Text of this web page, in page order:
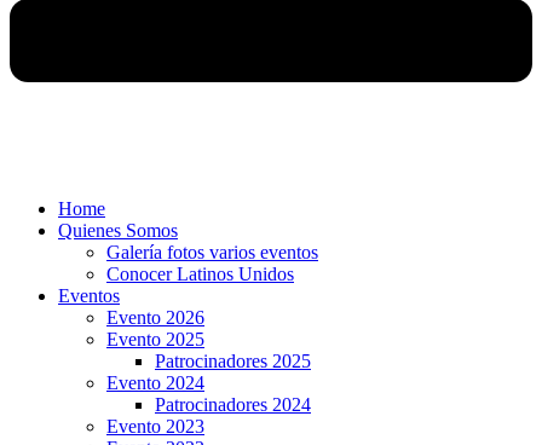
Home
Quienes Somos
Galería fotos varios eventos
Conocer Latinos Unidos
Eventos
Evento 2026
Evento 2025
Patrocinadores 2025
Evento 2024
Patrocinadores 2024
Evento 2023